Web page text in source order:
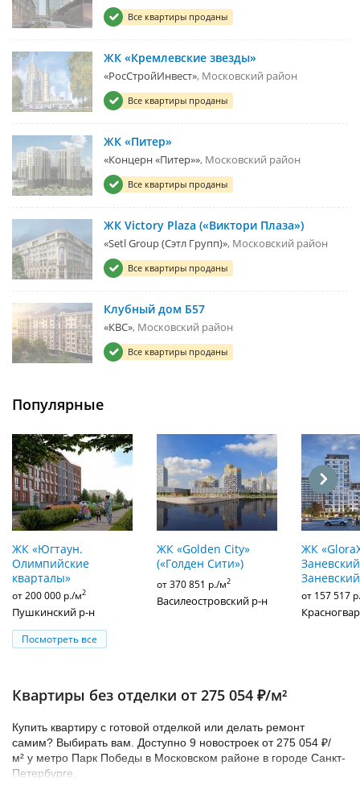
Все квартиры проданы
ЖК «Кремлевские звезды»
«РосСтройИнвест» Московский район
Все квартиры проданы
ЖК «Питер»
«Концерн «Питер»» Московский район
Все квартиры проданы
ЖК Victory Plaza («Виктори Плаза»)
«Setl Group (Сэтл Групп)» Московский район
Все квартиры проданы
Клубный дом Б57
«КВС» Московский район
Все квартиры проданы
Популярные
ЖК «Югтаун.
Олимпийские
кварталы»
от 200 000 р./м2
Пушкинский р-н
ЖК «Golden City»
(«Голден Сити»)
от 370 851 р./м2
Василеостровский р-н
ЖК
от 157 517
Посмотреть все
Квартиры без отделки от 275 054 ₽/м²
Купить квартиру с готовой отделкой или делать ремонт
самим? Выбирать вам. Доступно 9 новостроек от 275 054 ₽/
м² у метро Парк Победы в Московском районе в городе Санкт-
Петербурге.